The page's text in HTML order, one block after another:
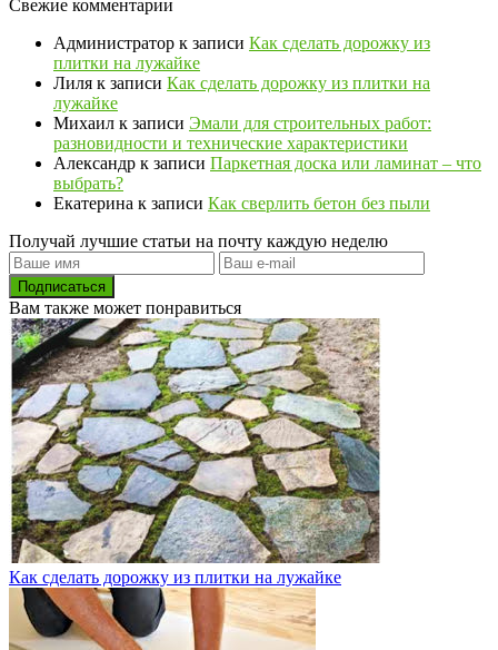
Свежие комментарии
Администратор к записи Как сделать дорожку из
плитки на лужайке
Лиля к записи Как сделать дорожку из плитки на
лужайке
Михаил к записи Эмали для строительных работ:
разновидности и технические характеристики
Александр к записи Паркетная доска или ламинат – что
выбрать?
Екатерина к записи Как сверлить бетон без пыли
Получай лучшие статьи на почту каждую неделю
Подписаться
Вам также может понравиться
Как сделать дорожку из плитки на лужайке